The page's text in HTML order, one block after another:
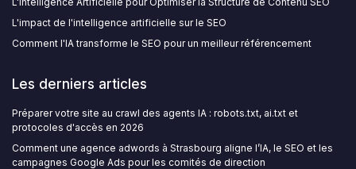
L'impact de l'intelligence artificielle sur le SEO
Comment l'IA transforme le SEO pour un meilleur référencement
Les derniers articles
Préparer votre site au crawl des agents IA : robots.txt, ai.txt et
protocoles d'accès en 2026
Comment une agence adwords à Strasbourg aligne l’IA, le SEO et les
campagnes Google Ads pour les comités de direction